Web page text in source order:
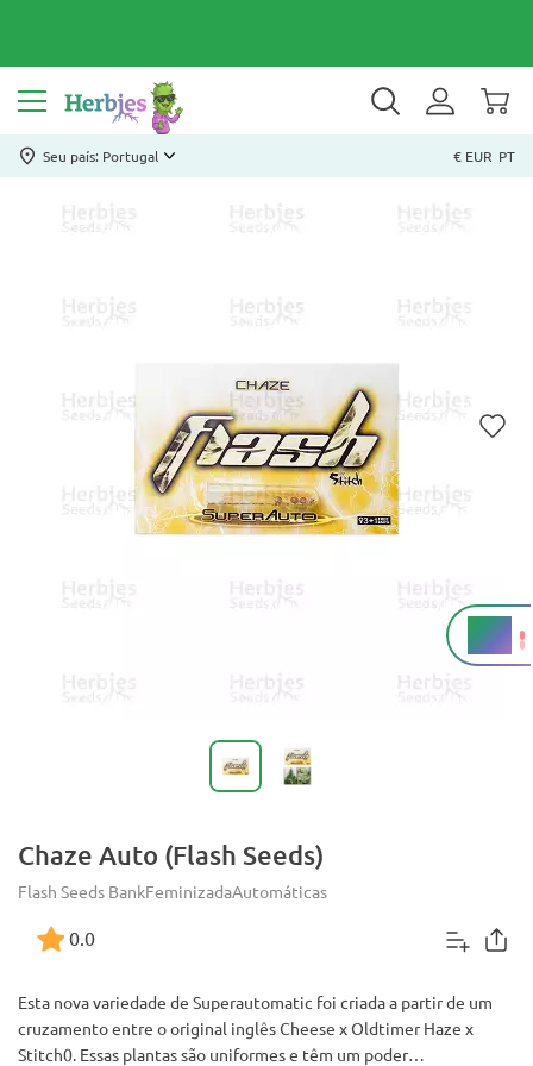
Seu país: Portugal € EUR PT
19%
THC
Chaze Auto (Flash Seeds)
Flash Seeds BankFeminizadaAutomáticas
0.0
Esta nova variedade de Superautomatic foi criada a partir de um
cruzamento entre o original inglês Cheese x Oldtimer Haze x
Stitch0. Essas plantas são uniformes e têm um poder